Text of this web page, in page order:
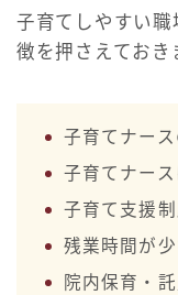
子育てしやすい
徴を押さえておき
子育てナー
子育てナー
子育て支援
残業時間が
院内保育・